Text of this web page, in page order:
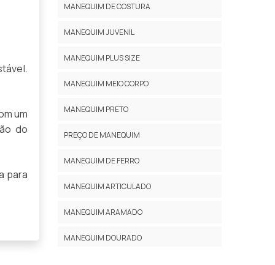
um
do
para
MANEQUIM DE COSTURA
MANEQUIM JUVENIL
MANEQUIM PLUS SIZE
MANEQUIM MEIO CORPO
MANEQUIM PRETO
PREÇO DE MANEQUIM
MANEQUIM DE FERRO
MANEQUIM ARTICULADO
MANEQUIM ARAMADO
MANEQUIM DOURADO